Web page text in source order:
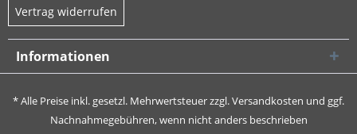
Vertrag widerrufen
Informationen
* Alle Preise inkl. gesetzl. Mehrwertsteuer zzgl.Versandkosten und ggf.
Nachnahmegebühren, wenn nicht anders beschrieben